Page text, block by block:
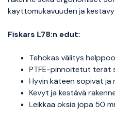
käyttömukavuuden ja
Fiskars L78:n edut:
Tehokas välitys
PTFE-pinnoitetut terät
Hyvin käteen sopivat ja
Kevyt ja kestävä
Leikkaa oksia jopa 50